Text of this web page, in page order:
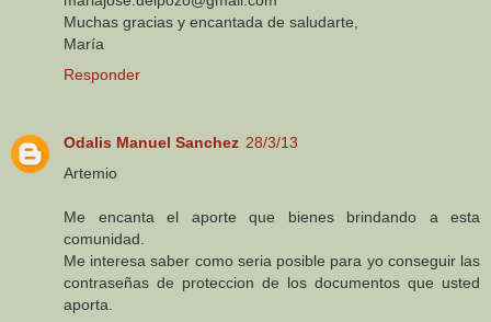
Muchas gracias y encantada de saludarte,
María
Responder
Odalis Manuel Sanchez 28/3/13
Artemio
Me encanta el aporte que bienes brindando a esta
comunidad.
Me interesa saber como seria posible para yo conseguir las
contraseñas de proteccion de los documentos que usted
aporta.